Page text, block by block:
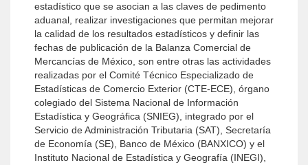
estadístico que se asocian a las claves de pedimento
aduanal, realizar investigaciones que permitan mejorar
la calidad de los resultados estadísticos y definir las
fechas de publicación de la Balanza Comercial de
Mercancías de México, son entre otras las actividades
realizadas por el Comité Técnico Especializado de
Estadísticas de Comercio Exterior (CTE-ECE), órgano
colegiado del Sistema Nacional de Información
Estadística y Geográfica (SNIEG), integrado por el
Servicio de Administración Tributaria (SAT), Secretaría
de Economía (SE), Banco de México (BANXICO) y el
Instituto Nacional de Estadística y Geografía (INEGI),